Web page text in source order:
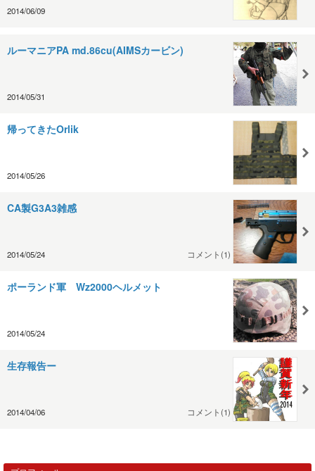
2014/06/09
ルーマニアPA md.86cu(AIMSカービン)
2014/05/31
帰ってきたOrlik
2014/05/26
CA製G3A3雑感
2014/05/24 コメント(1)
ポーランド軍 Wz2000ヘルメット
2014/05/24
生存報告ー
2014/04/06 コメント(1)